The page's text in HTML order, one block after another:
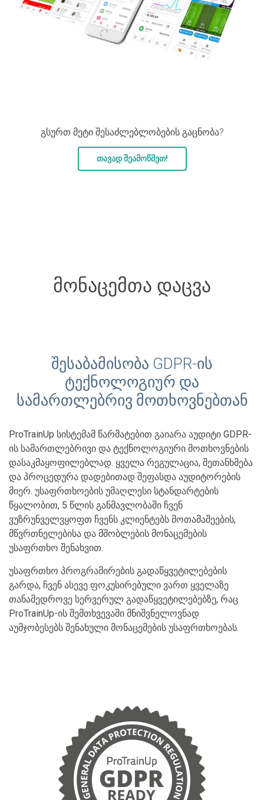
გსურთ მეტი შესაძლებლობების გაცნობა?
თავად შეამოწმეთ!
მონაცემთა დაცვა
შესაბამისობა GDPR-ის
ტექნოლოგიურ და
სამართლებრივ მოთხოვნებთან
ProTrainUp სისტემამ წარმატებით გაიარა აუდიტი GDPR-
ის სამართლებრივი და ტექნოლოგიური მოთხოვნების
დასაკმაყოფილებლად. ყველა რეგულაცია, შეთანხმება
და პროცედურა დადებითად შეფასდა აუდიტორების
მიერ. უსაფრთხოების უმაღლესი სტანდარტების
წყალობით, 5 წლის განმავლობაში ჩვენ
ვუზრუნველვყოფთ ჩვენს კლიენტებს მოთამაშეების,
მწვრთნელებისა და მშობლების მონაცემების
უსაფრთხო შენახვით.
უსაფრთხო პროგრამირების გადაწყვეტილებების
გარდა, ჩვენ ასევე ფოკუსირებული ვართ ყველაზე
თანამედროვე სერვერულ გადაწყვეტილებებზე, რაც
ProTrainUp-ის შემთხვევაში მნიშვნელოვნად
აუმჯობესებს შენახული მონაცემების უსაფრთხოებას.